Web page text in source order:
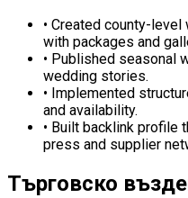
• Created county-level
with packages and
• Published seasonal
wedding stories.
• Implemented
and availability.
• Built backlink profile
press and supplier
Търговско